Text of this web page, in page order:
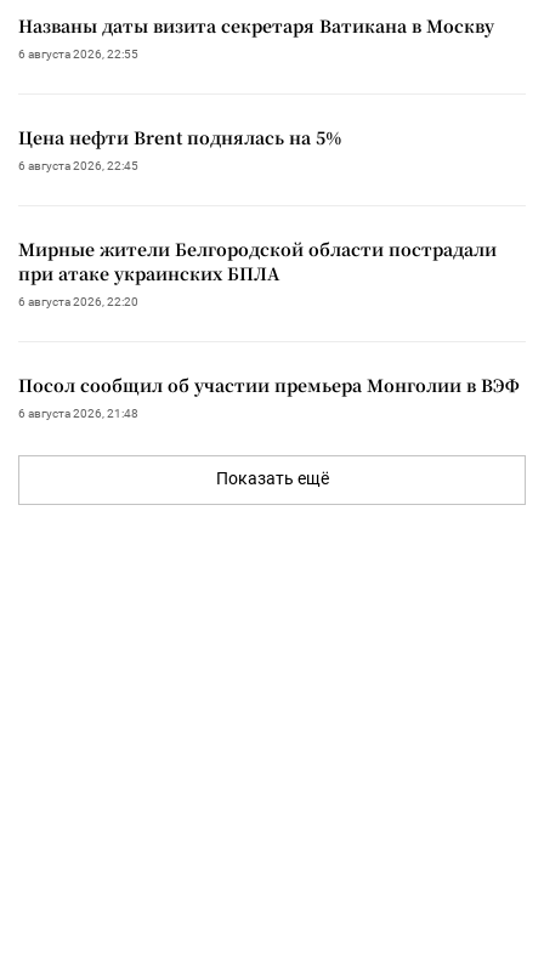
Названы даты визита секретаря Ватикана в Москву
6 августа 2026, 22:55
Цена нефти Brent поднялась на 5%
6 августа 2026, 22:45
Мирные жители Белгородской области пострадали
при атаке украинских БПЛА
6 августа 2026, 22:20
Посол сообщил об участии премьера Монголии в ВЭФ
6 августа 2026, 21:48
Показать ещё